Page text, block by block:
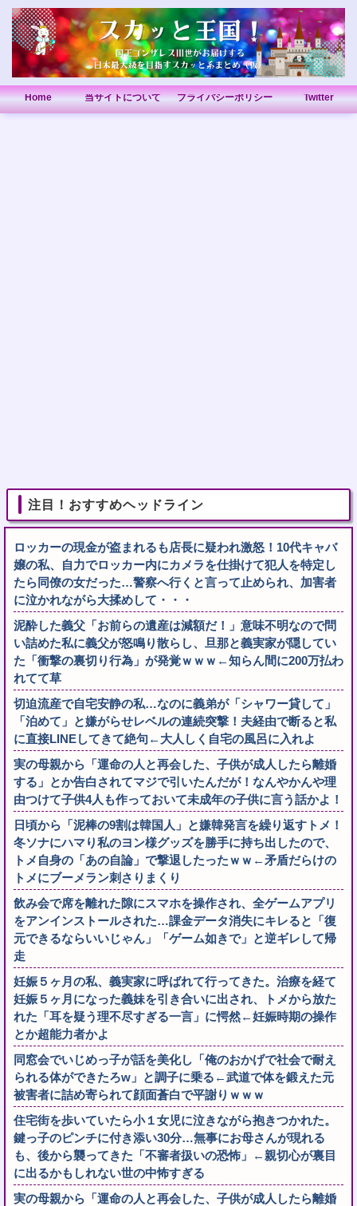
Home 当サイトについて プライバシーポリシー Twitter
注目！おすすめヘッドライン
ロッカーの現金が盗まれるも店長に疑われ激怒！10代キャバ
嬢の私、自力でロッカー内にカメラを仕掛けて犯人を特定し
たら同僚の女だった…警察へ行くと言って止められ、加害者
に泣かれながら大揉めして・・・
泥酔した義父「お前らの遺産は減額だ！」意味不明なので問
い詰めた私に義父が怒鳴り散らし、旦那と義実家が隠してい
た「衝撃の裏切り行為」が発覚ｗｗｗ←知らん間に200万払わ
れてて草
切迫流産で自宅安静の私…なのに義弟が「シャワー貸して」
「泊めて」と嫌がらせレベルの連続突撃！夫経由で断ると私
に直接LINEしてきて絶句←大人しく自宅の風呂に入れよ
実の母親から「運命の人と再会した、子供が成人したら離婚
する」とか告白されてマジで引いたんだが！なんやかんや理
由つけて子供4人も作っておいて未成年の子供に言う話かよ！
日頃から「泥棒の9割は韓国人」と嫌韓発言を繰り返すトメ！
冬ソナにハマり私のヨン様グッズを勝手に持ち出したので、
トメ自身の「あの自論」で撃退したったｗｗ←矛盾だらけの
トメにブーメラン刺さりまくり
飲み会で席を離れた隙にスマホを操作され、全ゲームアプリ
をアンインストールされた…課金データ消失にキレると「復
元できるならいいじゃん」「ゲーム如きで」と逆ギレして帰
走
妊娠５ヶ月の私、義実家に呼ばれて行ってきた。治療を経て
妊娠５ヶ月になった義妹を引き合いに出され、トメから放た
れた「耳を疑う理不尽すぎる一言」に愕然←妊娠時期の操作
とか超能力者かよ
同窓会でいじめっ子が話を美化し「俺のおかげで社会で耐え
られる体ができたろw」と調子に乗る←武道で体を鍛えた元
被害者に詰め寄られて顔面蒼白で平謝りｗｗｗ
住宅街を歩いていたら小１女児に泣きながら抱きつかれた。
鍵っ子のピンチに付き添い30分…無事にお母さんが現れる
も、後から襲ってきた「不審者扱いの恐怖」←親切心が裏目
に出るかもしれない世の中怖すぎる
実の母親から「運命の人と再会した、子供が成人したら離婚